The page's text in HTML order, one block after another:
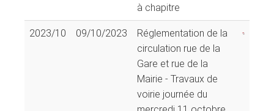
à chapitre
2023/10 09/10/2023
Réglementation de la
circulation rue de la
Gare et rue de la
Mairie - Travaux de
voirie journée du